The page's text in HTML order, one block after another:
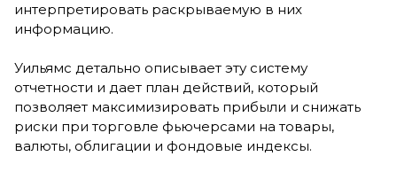
интерпретировать раскрываемую в них
информацию.
Уильямс детально описывает эту систему
отчетности и дает план действий, который
позволяет максимизировать прибыли и снижать
риски при торговле фьючерсами на товары,
валюты, облигации и фондовые индексы.